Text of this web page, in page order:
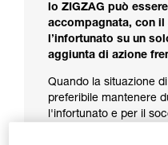
lo ZIGZAG può
accompagnata, con
l’infortunato su un
aggiunta di azione
Quando la situazione
preferibile mantenere
l'infortunato e per il